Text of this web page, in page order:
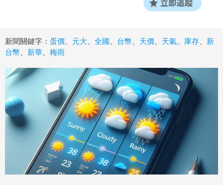
新聞關鍵字： 蛋價 元大 全國 台幣 天價 天氣 庫存
新
台幣
新華 梅雨